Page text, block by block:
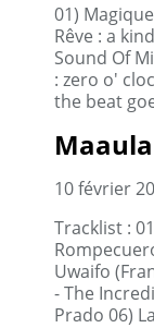
01)
Rêve : a
Sound Of
: zero o'
the beat
10 février
Tracklist :
Uwaifo
- The
Prado 06)